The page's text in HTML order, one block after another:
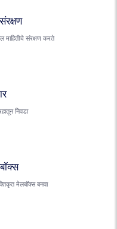
माहितीचे संरक्षण करते
निवडा
मेलबॉक्स बनवा